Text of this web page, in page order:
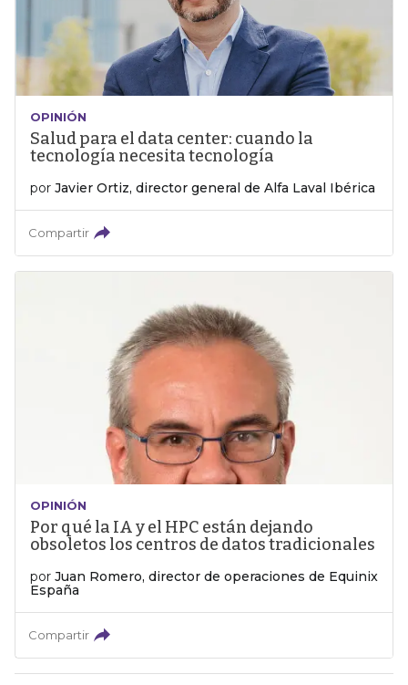
OPINIÓN
Salud para el data center: cuando la
tecnología necesita tecnología
por Javier Ortiz, director general de Alfa Laval Ibérica
Compartir
OPINIÓN
Por qué la IA y el HPC están dejando
obsoletos los centros de datos tradicionales
por Juan Romero, director de operaciones de Equinix
España
Compartir